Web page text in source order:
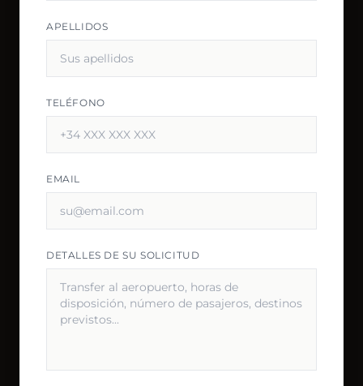
APELLIDOS
TELÉFONO
EMAIL
DETALLES DE SU SOLICITUD